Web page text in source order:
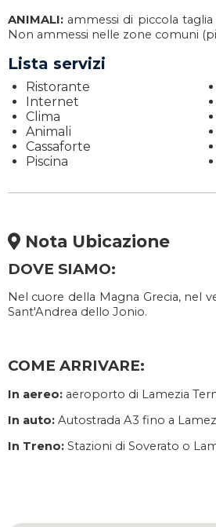
ANIMALI:ammessi di piccola taglia
Non ammessi nelle zone comuni
Lista servizi
Ristorante
Internet
Clima
Animali
Cassaforte
Piscina
Nota Ubicazione
DOVE SIAMO:
Nel cuore della Magna Grecia, nel
Sant'Andrea dello Jonio.
COME ARRIVARE:
In aereo:aeroporto di Lamezia
In auto:Autostrada A3 fino a
In Treno:Stazioni di Soverato o